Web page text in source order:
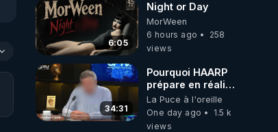
6:05
Night or Day
MorWeen
6 hours ago
258
views
34:31
Pourquoi HAARP
prépare en réalité
un CHAOS
climatique, on
répond
La Puce à l'oreille
One day ago
1.5 k
views